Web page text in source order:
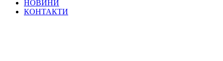
НОВИНИ
КОНТАКТИ